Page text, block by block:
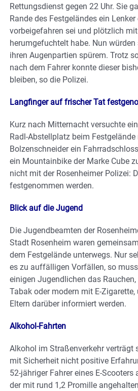
Rettungsdienst gegen 22 Uhr. Sie
Rande des Festgeländes ein Lenker
vorbeigefahren sei und plötzlich mit
herumgefuchtelt habe. Nun würden
ihren Augenpartien spürem. Trotz
nach dem Fahrer konnte dieser
bleiben, so die Polizei.
Langfinger auf frischer Tat
Kurz nach Mitternacht versuchte
Radl-Abstellplatz beim
Bolzenschneider ein
ein Mountainbike der Marke Cube
nicht mit der Rosenheimer Polizei:
festgenommen werden.
Blick auf die Jugend
Die Jugendbeamten der
Stadt Rosenheim waren
dem Festgelände unterwegs. Nur
es zu auffälligen Vorfällen, so
einigen Jugendlichen das
Tabak oder modern mit E-
Eltern darüber informiert werden.
Alkohol-Fahrten
Alkohol im Straßenverkehr verträgt
mit Sicherheit nicht positive
52-jähriger Fahrer eines E-Scooters
der mit rund 1,2 Promille